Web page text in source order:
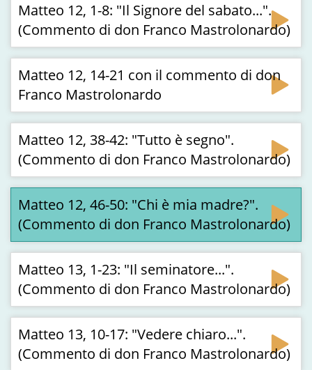
Matteo 12, 1-8: "Il Signore del sabato...".
(Commento di don Franco Mastrolonardo)
Matteo 12, 14-21 con il commento di don
Franco Mastrolonardo
Matteo 12, 38-42: "Tutto è segno".
(Commento di don Franco Mastrolonardo)
Matteo 12, 46-50: "Chi è mia madre?".
(Commento di don Franco Mastrolonardo)
Matteo 13, 1-23: "Il seminatore...".
(Commento di don Franco Mastrolonardo)
Matteo 13, 10-17: "Vedere chiaro...".
(Commento di don Franco Mastrolonardo)